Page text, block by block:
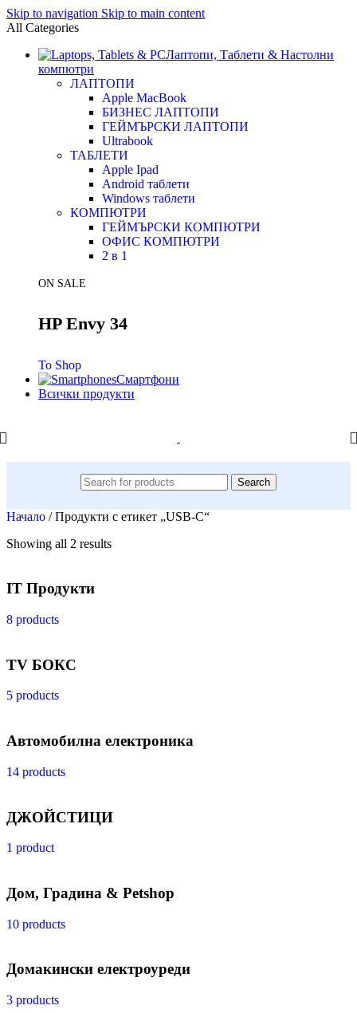
Skip to navigation Skip to main content
All Categories
Лаптопи, Таблети & Настолни
компютри
ЛАПТОПИ
Apple MacBook
БИЗНЕС ЛАПТОПИ
ГЕЙМЪРСКИ ЛАПТОПИ
Ultrabook
ТАБЛЕТИ
Apple Ipad
Android таблети
Windows таблети
КОМПЮТРИ
ГЕЙМЪРСКИ КОМПЮТРИ
ОФИС КОМПЮТРИ
2 в 1
ON SALE
HP Envy 34
To Shop
Смартфони
Всички продукти
Search
Начало / Продукти с етикет „USB-C“
Showing all 2 results
IT Продукти
8 products
TV БОКС
5 products
Автомобилна електроника
14 products
ДЖОЙСТИЦИ
1 product
Дом, Градина & Petshop
10 products
Домакински електроуреди
3 products